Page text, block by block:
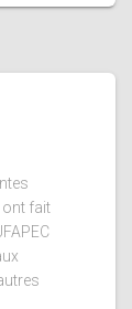
ont fait